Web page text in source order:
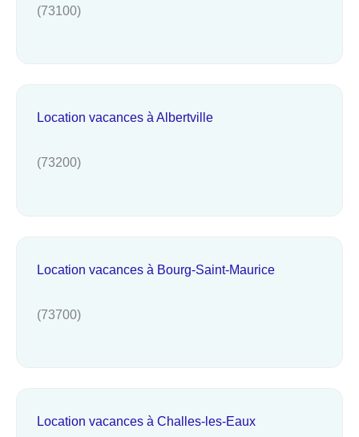
(73100)
Location vacances à Albertville
(73200)
Location vacances à Bourg-Saint-Maurice
(73700)
Location vacances à Challes-les-Eaux